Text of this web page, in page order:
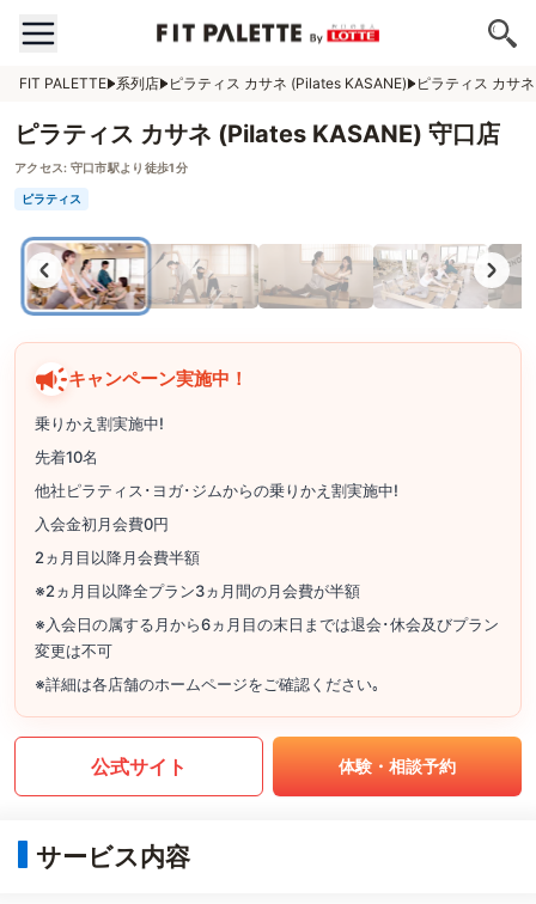
FIT PALETTE 系列店 ピラティス カサネ (Pilates KASANE) ピラティス カサ
ピラティス カサネ (Pilates KASANE) 守口店
アクセス: 守口市駅より徒歩1分
ピラティス
キャンペーン実施中！
乗りかえ割実施中!
先着10名
他社ピラティス･ヨガ･ジムからの乗りかえ割実施中!
入会金初月会費0円
2ヵ月目以降月会費半額
※2ヵ月目以降全プラン3ヵ月間の月会費が半額
※入会日の属する月から6ヵ月目の末日までは退会･休会及びプラン
変更は不可
※詳細は各店舗のホームページをご確認ください｡
公式サイト 体験・相談予約
サービス内容